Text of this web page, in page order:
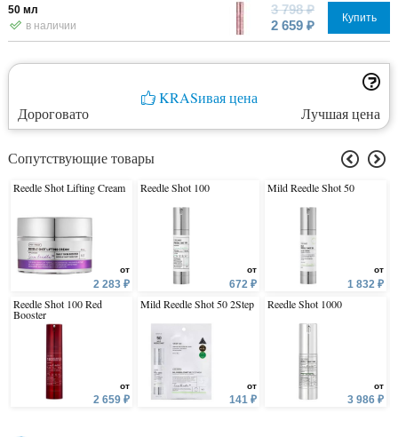
50 мл
в наличии
3 798 ₽
2 659 ₽
Купить
KRASивая цена
Дороговато
Лучшая цена
Сопутствующие товары
Reedle Shot Lifting Cream
от
2 283 ₽
Reedle Shot 100 Red
Booster
от
2 659 ₽
Reedle Shot 100
от
672 ₽
Mild Reedle Shot 50 2Step
от
141 ₽
Mild Reedle Shot 50
от
1 832 ₽
Reedle Shot 1000
от
3 986 ₽